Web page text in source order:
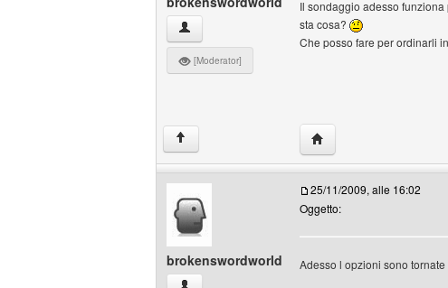
brokenswordworld Profilo
[Moderator]
Il sondaggio adesso
sta cosa?
Che posso fare per ordinarli
↑ HomePage:
brokenswordworld
25/11/2009, alle 16:02
Oggetto:
Adesso l opzioni sono